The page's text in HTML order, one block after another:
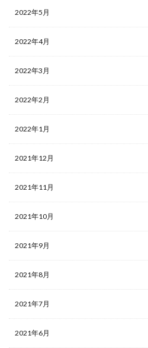
2022年5月
2022年4月
2022年3月
2022年2月
2022年1月
2021年12月
2021年11月
2021年10月
2021年9月
2021年8月
2021年7月
2021年6月